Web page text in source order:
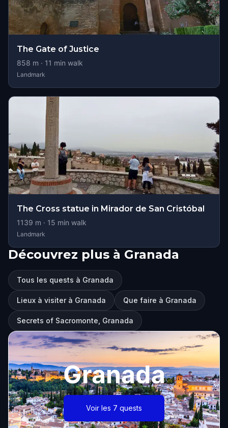
The Gate of Justice
858 m · 11 min walk
Landmark
The Cross statue in Mirador de San Cristóbal
1139 m · 15 min walk
Landmark
Découvrez plus à Granada
Tous les quests à Granada
Lieux à visiter à Granada Que faire à Granada
Secrets of Sacromonte, Granada
Granada
Voir les 7 quests